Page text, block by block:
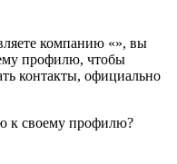
компанию «», вы
профилю, чтобы
контакты, официально
к своему профилю?